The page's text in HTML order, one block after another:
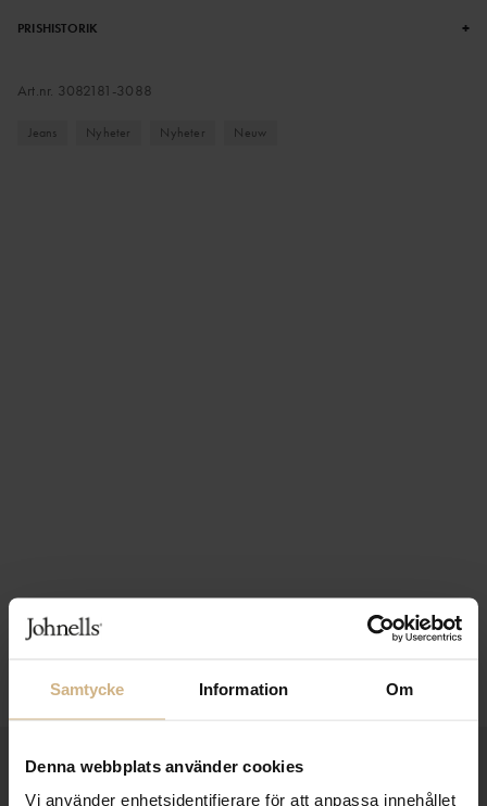
Samtycke Information Om
Denna webbplats använder cookies
Vi använder enhetsidentifierare för att anpassa innehållet
PRISHISTORIK +
Art.nr. 3082181-3088
Jeans Nyheter Nyheter Neuw
1-3 VARDAGARS LEVERANS